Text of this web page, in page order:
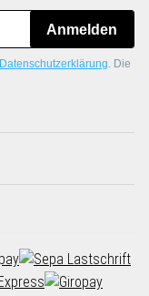
Anmelden
Datenschutzerklärung. Die